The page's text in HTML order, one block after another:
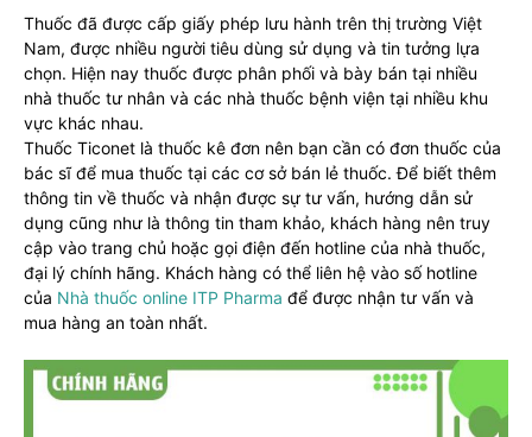
Thuốc đã được cấp giấy phép lưu hành trên thị trường Việt
Nam, được nhiều người tiêu dùng sử dụng và tin tưởng lựa
chọn. Hiện nay thuốc được phân phối và bày bán tại nhiều
nhà thuốc tư nhân và các nhà thuốc bệnh viện tại nhiều khu
vực khác nhau.
Thuốc Ticonet là thuốc kê đơn nên bạn cần có đơn thuốc của
bác sĩ để mua thuốc tại các cơ sở bán lẻ thuốc. Để biết thêm
thông tin về thuốc và nhận được sự tư vấn, hướng dẫn sử
dụng cũng như là thông tin tham khảo, khách hàng nên truy
cập vào trang chủ hoặc gọi điện đến hotline của nhà thuốc,
đại lý chính hãng. Khách hàng có thể liên hệ vào số hotline
của Nhà thuốc online ITP Pharma để được nhận tư vấn và
mua hàng an toàn nhất.